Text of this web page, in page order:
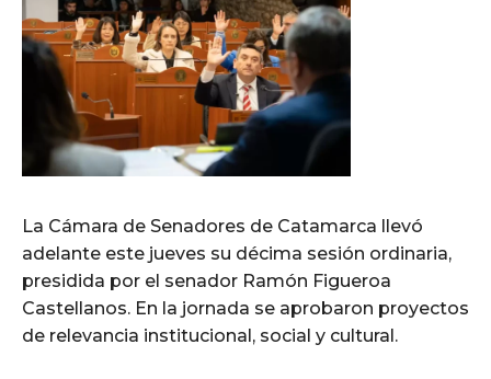
La Cámara de Senadores de Catamarca llevó
adelante este jueves su décima sesión ordinaria,
presidida por el senador Ramón Figueroa
Castellanos. En la jornada se aprobaron proyectos
de relevancia institucional, social y cultural.